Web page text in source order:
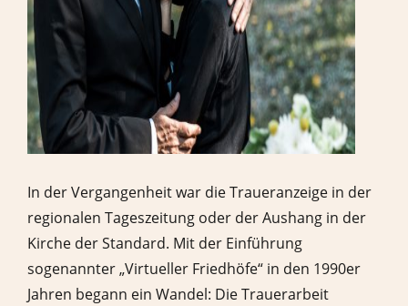
In der Vergangenheit war die Traueranzeige in der
regionalen Tageszeitung oder der Aushang in der
Kirche der Standard. Mit der Einführung
sogenannter „Virtueller Friedhöfe“ in den 1990er
Jahren begann ein Wandel: Die Trauerarbeit